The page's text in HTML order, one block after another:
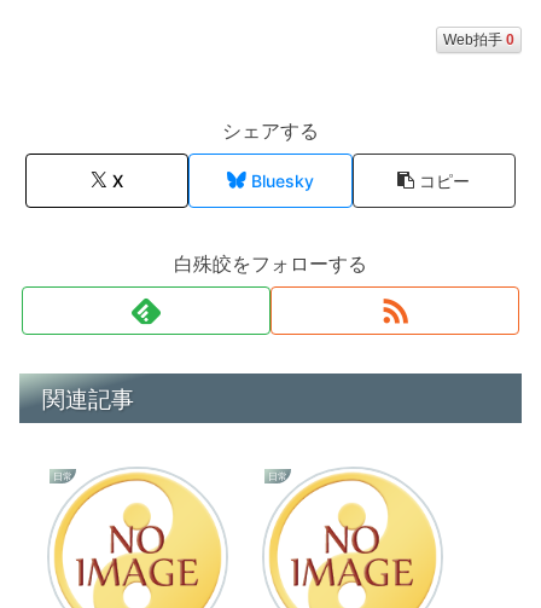
Web拍手 0
シェアする
X Bluesky コピー
白殊皎をフォローする
関連記事
日常 日常